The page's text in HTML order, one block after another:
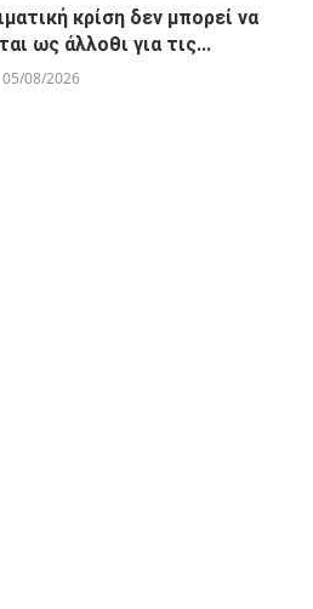
κρίση δεν μπορεί να
ως άλλοθι για τις...
05/08/2026